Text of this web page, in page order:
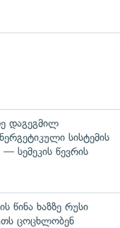
დაგეგმილ
სისტემის
სემეკის წევრის
წინა ხაზზე რუსი
ცოცხლობენ